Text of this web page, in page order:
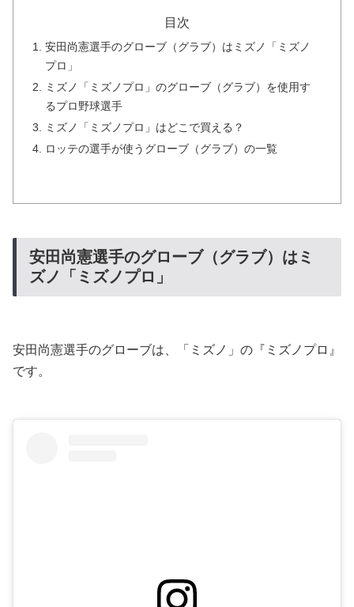
目次
安田尚憲選手のグローブ（グラブ）はミズノ「ミズノ
プロ」
ミズノ「ミズノプロ」のグローブ（グラブ）を使用す
るプロ野球選手
ミズノ「ミズノプロ」はどこで買える？
ロッテの選手が使うグローブ（グラブ）の一覧
安田尚憲選手のグローブ（グラブ）はミ
ズノ「ミズノプロ」
安田尚憲選手のグローブは、「ミズノ」の『ミズノプロ』
です。